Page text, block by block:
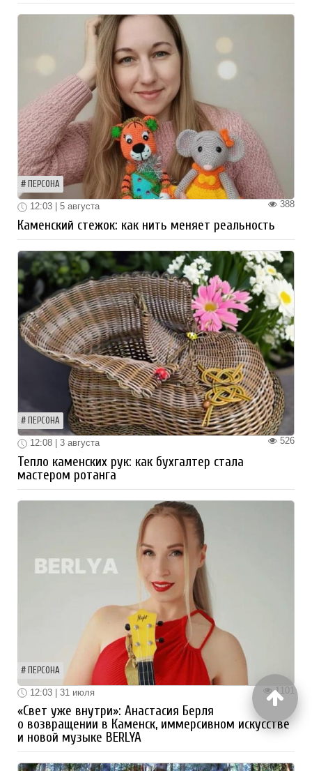
ПЕРСОНА
388
12:03 | 5 августа
Каменский стежок: как нить меняет реальность
ПЕРСОНА
526
12:08 | 3 августа
Тепло каменских рук: как бухгалтер стала
мастером ротанга
ПЕРСОНА
1101
12:03 | 31 июля
«Свет уже внутри»: Анастасия Берля
о возвращении в Каменск, иммерсивном искусстве
и новой музыке BERLYA